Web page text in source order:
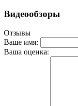
Видеообзоры
Отзывы
Ваше имя:
Ваша оценка: